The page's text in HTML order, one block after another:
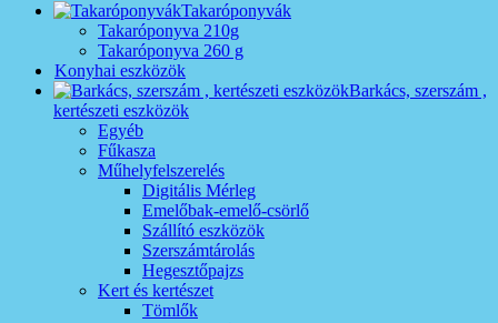
Takaróponyvák
Takaróponyva 210g
Takaróponyva 260 g
Konyhai eszközök
Barkács, szerszám ,
kertészeti eszközök
Egyéb
Fűkasza
Műhelyfelszerelés
Digitális Mérleg
Emelőbak-emelő-csörlő
Szállító eszközök
Szerszámtárolás
Hegesztőpajzs
Kert és kertészet
Tömlők